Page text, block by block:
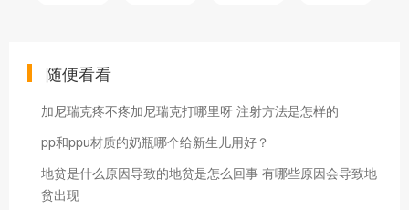
随便看看
加尼瑞克疼不疼加尼瑞克打哪里呀 注射方法是怎样的
pp和ppu材质的奶瓶哪个给新生儿用好？
地贫是什么原因导致的地贫是怎么回事 有哪些原因会导致地
贫出现